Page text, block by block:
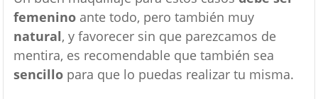
femeninoante todo, pero también muy
natural, y favorecer sin que parezcamos de
mentira, es recomendable que también sea
sencillopara que lo puedas realizar tu misma.